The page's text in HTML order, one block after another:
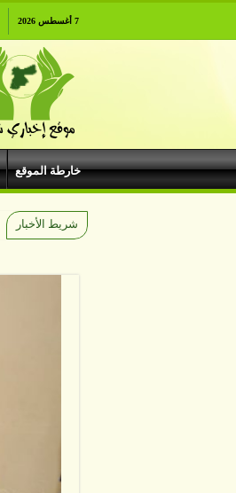
7 أغسطس 2026
خارطة الموقع
شريط الأخبار